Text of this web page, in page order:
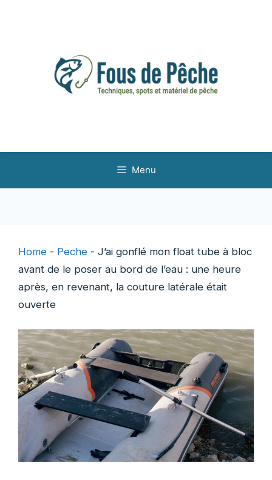
Menu
Home - Peche - J’ai gonflé mon float tube à bloc
avant de le poser au bord de l’eau : une heure
après, en revenant, la couture latérale était
ouverte